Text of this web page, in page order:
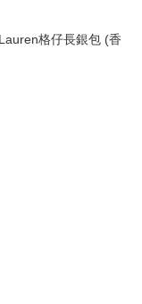
格仔長銀包 (香